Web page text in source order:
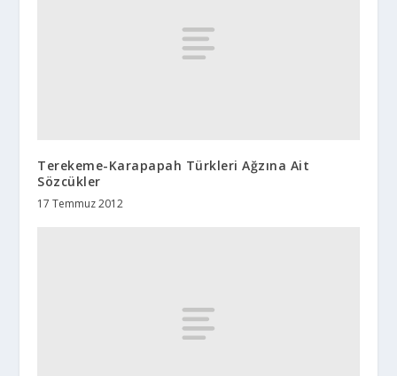
Terekeme-Karapapah Türkleri Ağzına Ait
Sözcükler
17 Temmuz 2012